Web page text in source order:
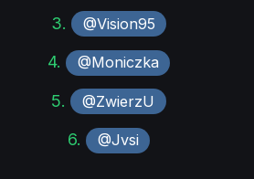
3. @Vision95
4. @Moniczka
5. @ZwierzU
6. @Jvsi